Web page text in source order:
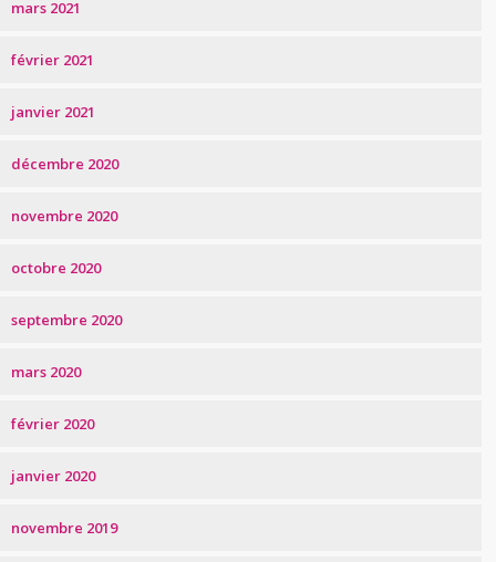
mars 2021
février 2021
janvier 2021
décembre 2020
novembre 2020
octobre 2020
septembre 2020
mars 2020
février 2020
janvier 2020
novembre 2019